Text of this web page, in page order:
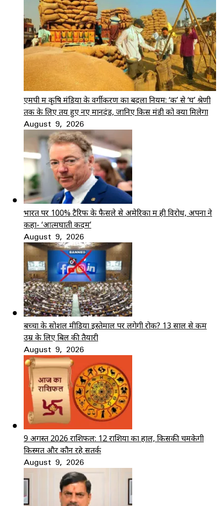
एमपी में कृषि मंडियों के वर्गीकरण का बदला नियम: ‘क’ से ‘घ’ श्रेणी
तक के लिए तय हुए नए मानदंड, जानिए किस मंडी को क्या मिलेगा
August 9, 2026
भारत पर 100% टैरिफ के फैसले से अमेरिका में ही विरोध, अपनों ने
कहा- ‘आत्मघाती कदम’
August 9, 2026
बच्चों के सोशल मीडिया इस्तेमाल पर लगेगी रोक? 13 साल से कम
उम्र के लिए बिल की तैयारी
August 9, 2026
9 अगस्त 2026 राशिफल: 12 राशियों का हाल, किसकी चमकेगी
किस्मत और कौन रहे सतर्क
August 9, 2026